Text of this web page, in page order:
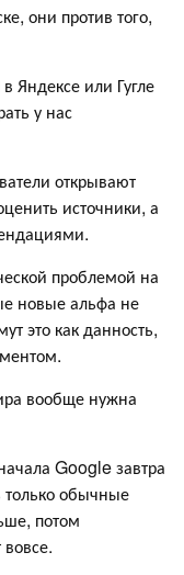
они против того,
Яндексе или Гугле
у нас
открывают
источники, а
проблемой на
новые альфа не
это как данность,
вообще нужна
Google завтра
обычные
потом